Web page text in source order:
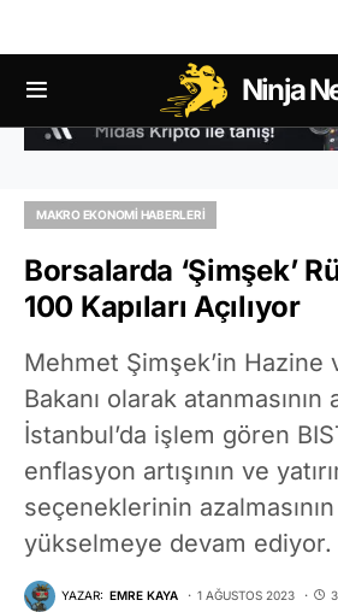
Ninja
MAKRO EKONOMI HABERLERI
Borsalarda ‘Şimşek’
100 Kapıları Açılıyor
Mehmet Şimşek’in Hazine
Bakanı olarak atanmasının
İstanbul’da işlem gören
enflasyon artışının ve
seçeneklerinin
yükselmeye devam ediyor.
YAZAR: EMRE KAYA 1 AĞUSTOS 2023